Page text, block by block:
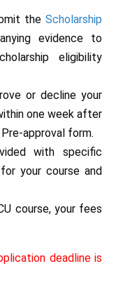
the Scholarship
evidence to
eligibility
or decline your
one week after
approval form.
with specific
your course and
course, your fees
deadline is